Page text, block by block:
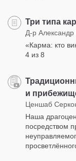
Три типа
Д-р Александр
«Карма: кто
4 из 8
и
Ценшаб
Наша
посредством